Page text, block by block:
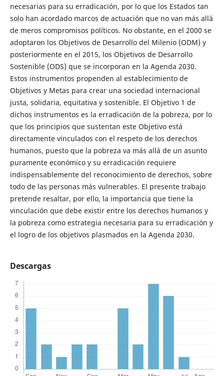
necesarias para su erradicación, por lo que los Estados tan
solo han acordado marcos de actuación que no van más allá
de meros compromisos políticos. No obstante, en el 2000 se
adoptaron los Objetivos de Desarrollo del Milenio (ODM) y
posteriormente en el 2015, los Objetivos de Desarrollo
Sostenible (ODS) que se incorporan en la Agenda 2030.
Estos instrumentos propenden al establecimiento de
Objetivos y Metas para crear una sociedad internacional
justa, solidaria, equitativa y sostenible. El Objetivo 1 de
dichos instrumentos es la erradicación de la pobreza, por lo
que los principios que sustentan este Objetivo está
directamente vinculados con el respeto de los derechos
humanos, puesto que la pobreza va más allá de un asunto
puramente económico y su erradicación requiere
indispensablemente del reconocimiento de derechos, sobre
todo de las personas más vulnerables. El presente trabajo
pretende resaltar, por ello, la importancia que tiene la
vinculación que debe existir entre los derechos humanos y
la pobreza como estrategia necesaria para su erradicación y
el logro de los objetivos plasmados en la Agenda 2030.
Descargas